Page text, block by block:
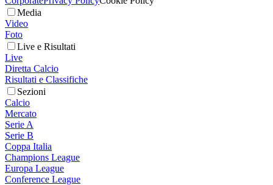
Media
Video
Foto
Live e Risultati
Live
Diretta Calcio
Risultati e Classifiche
Sezioni
Calcio
Mercato
Serie A
Serie B
Coppa Italia
Champions League
Europa League
Conference League